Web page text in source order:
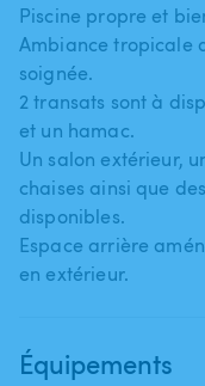
Piscine propre et
Ambiance tropicale
soignée.
2 transats sont à
et un hamac.
Un salon extérieur​,​
chaises ainsi que
disponibles.
Espace arrière
en extérieur.
Équipements